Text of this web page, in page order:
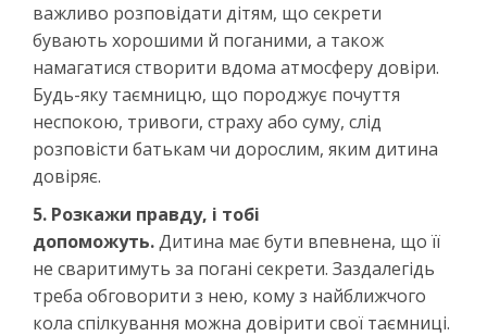
важливо розповідати дітям, що секрети
бувають хорошими й поганими, а також
намагатися створити вдома атмосферу довіри.
Будь-яку таємницю, що породжує почуття
неспокою, тривоги, страху або суму, слід
розповісти батькам чи дорослим, яким дитина
довіряє.
5. Розкажи правду, і тобі
допоможуть.Дитина має бути впевнена, що її
не сваритимуть за погані секрети. Заздалегідь
треба обговорити з нею, кому з найближчого
кола спілкування можна довірити свої таємниці.